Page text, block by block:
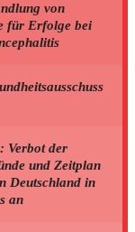
von
für Erfolge bei
Verbot der
und Zeitplan
Deutschland in
an